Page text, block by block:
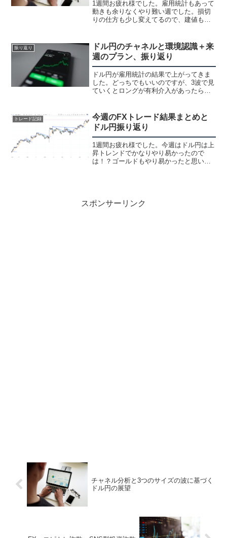
1週間お疲れ様でした。雇用統計もあって
動きも余りなくやり難い週でした。損切
りの仕方も少し変えてるので、建値も多
イートした分です。ドル円のエントリー
ライン振り返り後半は振...
振り返り
ドル円のチャネルと環境認識＋来
週のプラン、振り返り
ドル円が雇用統計の結果で上がってきま
した。どっちでもいいのですが、3波で見
ていくとロングが有利介入があったら怖
ランだけ考えておきましたドル円チャネ
ル 週足 日足月足日足...
トレード記録
今週のFXトレード結果まとめと
ドル円振り返り
1週間お疲れ様でした。今週はドル円は上
昇トレンドでかなりやり易かったので
は！？ゴールドもやり易かったと思いま
スポンサーリンク
チャネル分析と3つのサイズの波に基づく
ドル円の展望